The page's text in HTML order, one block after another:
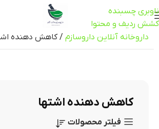
ناوبری چسبنده
کشش ردیف و محتوا
داروخانه آنلاین داروسازم /کاهش دهنده
کاهش دهنده اشتها
فیلتر محصولات